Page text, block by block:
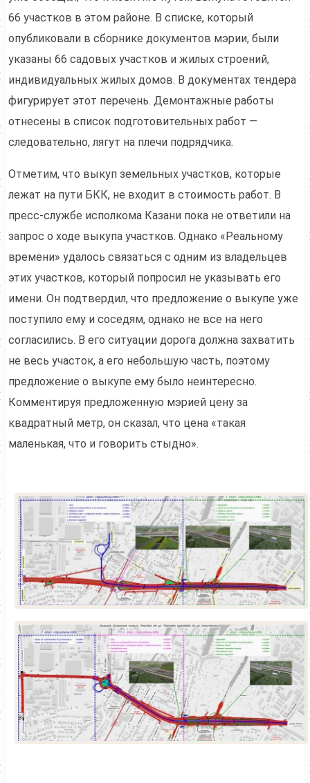
66 участков в этом районе. В списке, который
опубликовали в сборнике документов мэрии, были
указаны 66 садовых участков и жилых строений,
индивидуальных жилых домов. В документах тендера
фигурирует этот перечень. Демонтажные работы
отнесены в список подготовительных работ —
следовательно, лягут на плечи подрядчика.
Отметим, что выкуп земельных участков, которые
лежат на пути БКК, не входит в стоимость работ. В
пресс-службе исполкома Казани пока не ответили на
запрос о ходе выкупа участков. Однако «Реальному
времени» удалось связаться с одним из владельцев
этих участков, который попросил не указывать его
имени. Он подтвердил, что предложение о выкупе уже
поступило ему и соседям, однако не все на него
согласились. В его ситуации дорога должна захватить
не весь участок, а его небольшую часть, поэтому
предложение о выкупе ему было неинтересно.
Комментируя предложенную мэрией цену за
квадратный метр, он сказал, что цена «такая
маленькая, что и говорить стыдно».